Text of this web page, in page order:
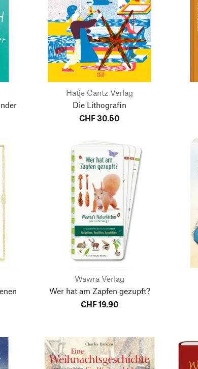
Hatje Cantz Verlag
Die Lithografin
CHF 30.50
Wawra Verlag
Wer hat am Zapfen gezupft?
CHF 19.90